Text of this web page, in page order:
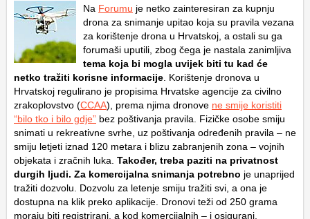
Na Forumu je netko zainteresiran za kupnju
drona za snimanje upitao koja su pravila vezana
za korištenje drona u Hrvatskoj, a ostali su ga
forumaši uputili, zbog čega je nastala zanimljiva
tema koja bi mogla uvijek biti tu kad će
netko tražiti korisne informacije . Korištenje dronova u
Hrvatskoj regulirano je propisima Hrvatske agencije za civilno
zrakoplovstvo (CCAA), prema njima dronove ne smije koristiti
“bilo tko i bilo gdje” bez poštivanja pravila. Fizičke osobe smiju
snimati u rekreativne svrhe, uz poštivanja određenih pravila – ne
smiju letjeti iznad 120 metara i blizu zabranjenih zona – vojnih
objekata i zračnih luka. Također, treba paziti na privatnost
durgih ljudi. Za komercijalna snimanja potrebno je unaprijed
tražiti dozvolu. Dozvolu za letenje smiju tražiti svi, a ona je
dostupna na klik preko aplikacije. Dronovi teži od 250 grama
moraju biti registrirani, a kod komercijalnih – i osigurani.